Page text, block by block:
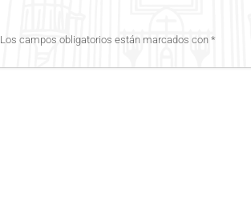
Los campos obligatorios están marcados con *